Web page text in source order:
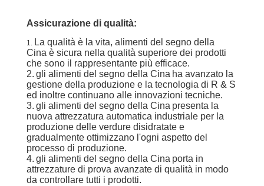
ALLA
FABBRICA
CONTROLLO
DELLA
QUALITÀ
CONTATTACI
Assicurazione di qualità:
1. La qualità è la vita, alimenti del segno della
Cina è sicura nella qualità superiore dei prodotti
che sono il rappresentante più efficace.
2. gli alimenti del segno della Cina ha avanzato la
gestione della produzione e la tecnologia di R & S
ed inoltre continuano alle innovazioni tecniche.
3. gli alimenti del segno della Cina presenta la
nuova attrezzatura automatica industriale per la
produzione delle verdure disidratate e
gradualmente ottimizzano l'ogni aspetto del
processo di produzione.
4. gli alimenti del segno della Cina porta in
attrezzature di prova avanzate di qualità in modo
da controllare tutti i prodotti.